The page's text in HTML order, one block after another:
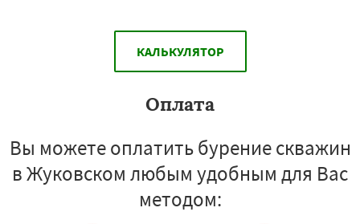
КАЛЬКУЛЯТОР
Оплата
Вы можете оплатить бурение скважин
в Жуковском любым удобным для Вас
методом: